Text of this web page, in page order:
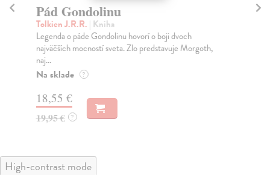
Pád Gondolinu
Tolkien J.R.R. | Kniha
Legenda o páde Gondolinu hovorí o boji dvoch
najväčších mocností sveta. Zlo predstavuje Morgoth,
naj...
Na sklade ?
18,55 €
19,95 € ?
High-contrast mode